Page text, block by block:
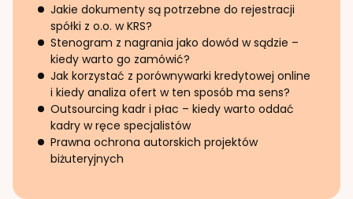
Jakie dokumenty są potrzebne do rejestracji
spółki z o.o. w KRS?
Stenogram z nagrania jako dowód w sądzie –
kiedy warto go zamówić?
Jak korzystać z porównywarki kredytowej online
i kiedy analiza ofert w ten sposób ma sens?
Outsourcing kadr i płac – kiedy warto oddać
kadry w ręce specjalistów
Prawna ochrona autorskich projektów
biżuteryjnych